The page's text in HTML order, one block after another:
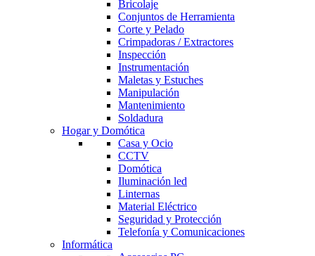
Bricolaje
Conjuntos de Herramienta
Corte y Pelado
Crimpadoras / Extractores
Inspección
Instrumentación
Maletas y Estuches
Manipulación
Mantenimiento
Soldadura
Hogar y Domótica
Casa y Ocio
CCTV
Domótica
Iluminación led
Linternas
Material Eléctrico
Seguridad y Protección
Telefonía y Comunicaciones
Informática